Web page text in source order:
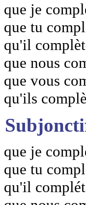
que je
que tu
qu'il
que nous
que vous
qu'ils
que je
que tu
qu'il